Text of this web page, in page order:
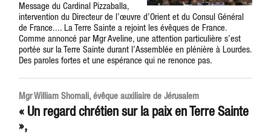
Message du Cardinal Pizzaballa,
intervention du Directeur de l’œuvre d’Orient et du Consul Général
de France.... La Terre Sainte a rejoint les évêques de France.
Comme annoncé par Mgr Aveline, une attention particulière s’est
portée sur la Terre Sainte durant l’Assemblée en plénière à Lourdes.
Des paroles fortes et une espérance qui ne renonce pas.
Mgr William Shomali, évêque auxiliaire de Jérusalem
« Un regard chrétien sur la paix en Terre Sainte
»,